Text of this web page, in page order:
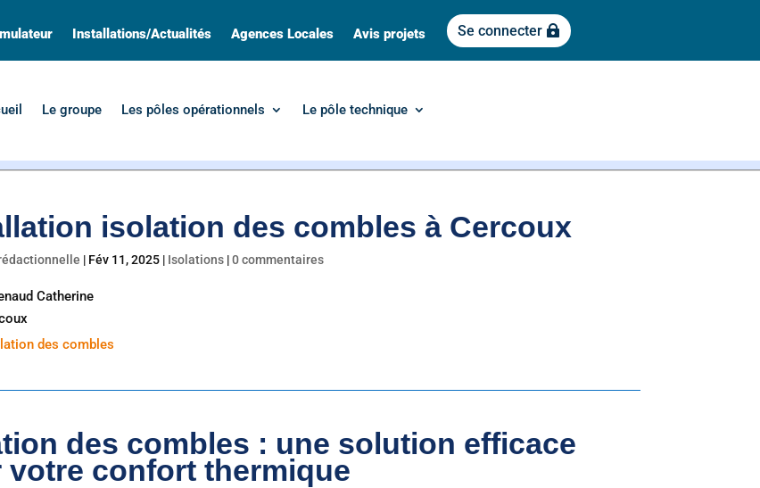
Installations/Actualités Agences Locales Avis projets Se connecter
Le groupe Les pôles opérationnels Le pôle technique
isolation des combles à Cercoux
| Fév 11, 2025| Isolations|0 commentaires
Catherine
des combles
des combles : une solution efficace
votre confort thermique